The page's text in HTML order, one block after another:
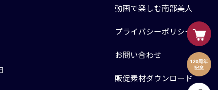
動画で楽しむ南部美人
プライバシーポリシー
お問い合わせ
販促素材ダウンロード